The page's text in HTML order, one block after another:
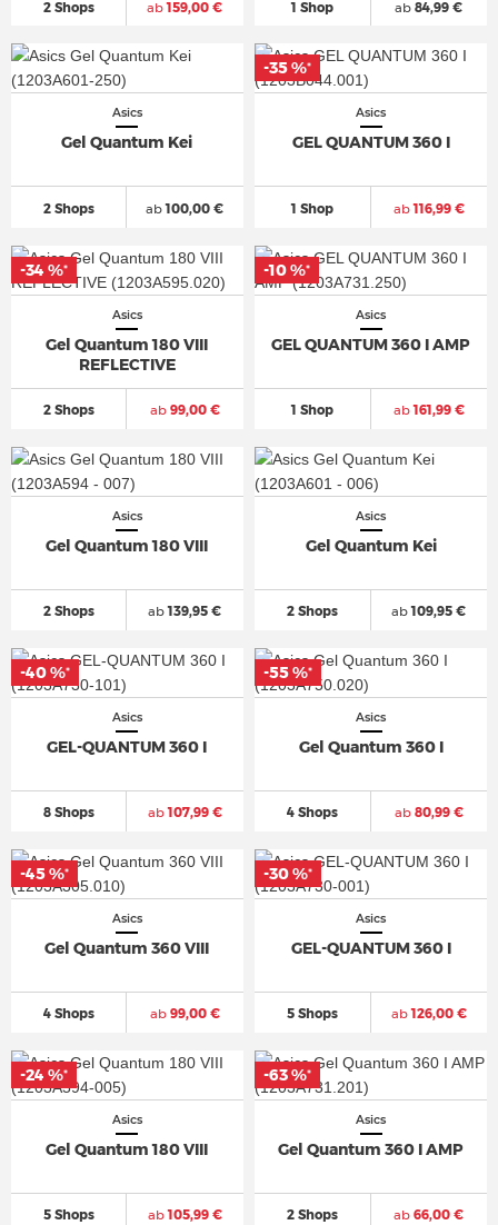
2 Shops ab159,00 € 1 Shop ab 84,99 €
Asics
Gel Quantum Kei
2 Shops ab100,00 €
Asics
GEL QUANTUM 360 I
1 Shop ab116,99 €
-35 %*
Asics
Gel Quantum 180 VIII
REFLECTIVE
2 Shops ab99,00 €
-34 %*
Asics
GEL QUANTUM 360 I AMP
1 Shop ab161,99 €
-10 %*
Asics
Gel Quantum 180 VIII
2 Shops ab139,95 €
Asics
Gel Quantum Kei
2 Shops ab109,95 €
Asics
GEL-QUANTUM 360 I
8 Shops ab107,99 €
-40 %*
Asics
Gel Quantum 360 I
4 Shops ab80,99 €
-55 %*
Asics
Gel Quantum 360 VIII
4 Shops ab99,00 €
-45 %*
Asics
GEL-QUANTUM 360 I
5 Shops ab126,00 €
-30 %*
Asics
Gel Quantum 180 VIII
5 Shops ab105,99 €
-24 %*
Asics
Gel Quantum 360 I AMP
2 Shops ab 66,00 €
-63 %*